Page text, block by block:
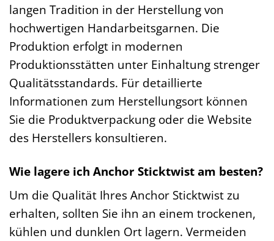
langen Tradition in der Herstellung von
hochwertigen Handarbeitsgarnen. Die
Produktion erfolgt in modernen
Produktionsstätten unter Einhaltung strenger
Qualitätsstandards. Für detaillierte
Informationen zum Herstellungsort können
Sie die Produktverpackung oder die Website
des Herstellers konsultieren.
Wie lagere ich Anchor Sticktwist am besten?
Um die Qualität Ihres Anchor Sticktwist zu
erhalten, sollten Sie ihn an einem trockenen,
kühlen und dunklen Ort lagern. Vermeiden